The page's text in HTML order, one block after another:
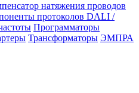
натяжения проводов
протоколов DALI /
Программаторы
Трансформаторы ЭМПРА